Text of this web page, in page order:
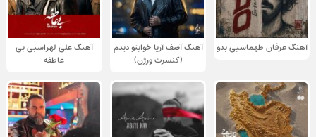
آهنگ عرفان طهماسبی بدو
آهنگ آصف آریا خوابتو دیدم
(کنسرت ورژن)
آهنگ علی لهراسبی بی
عاطفه